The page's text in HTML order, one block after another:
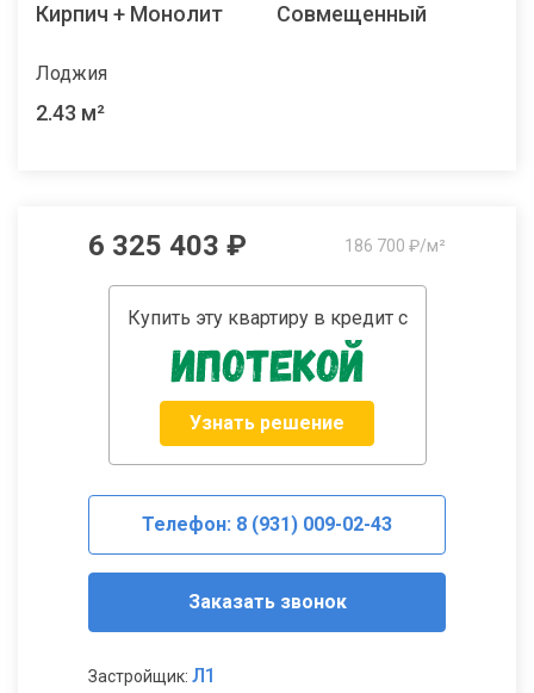
Кирпич + Монолит Совмещенный
Лоджия
2.43 м²
6 325 403 ₽ 186 700 ₽/м²
Купить эту квартиру в кредит с
Узнать решение
Телефон: 8 (931) 009-02-43
Заказать звонок
Застройщик: Л1